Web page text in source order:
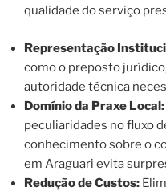
qualidade do serviço
Representação
como o preposto
autoridade técnica
Domínio da Praxe Local:
peculiaridades no fluxo
conhecimento sobre o
em Araguari evita
Redução de Custos: